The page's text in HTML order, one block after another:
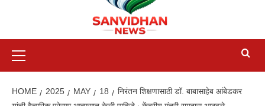
HOME 2025 MAY 18
निरंतन शिक्षणासाठी डॉ. बाबासाहेब आंबेडकर